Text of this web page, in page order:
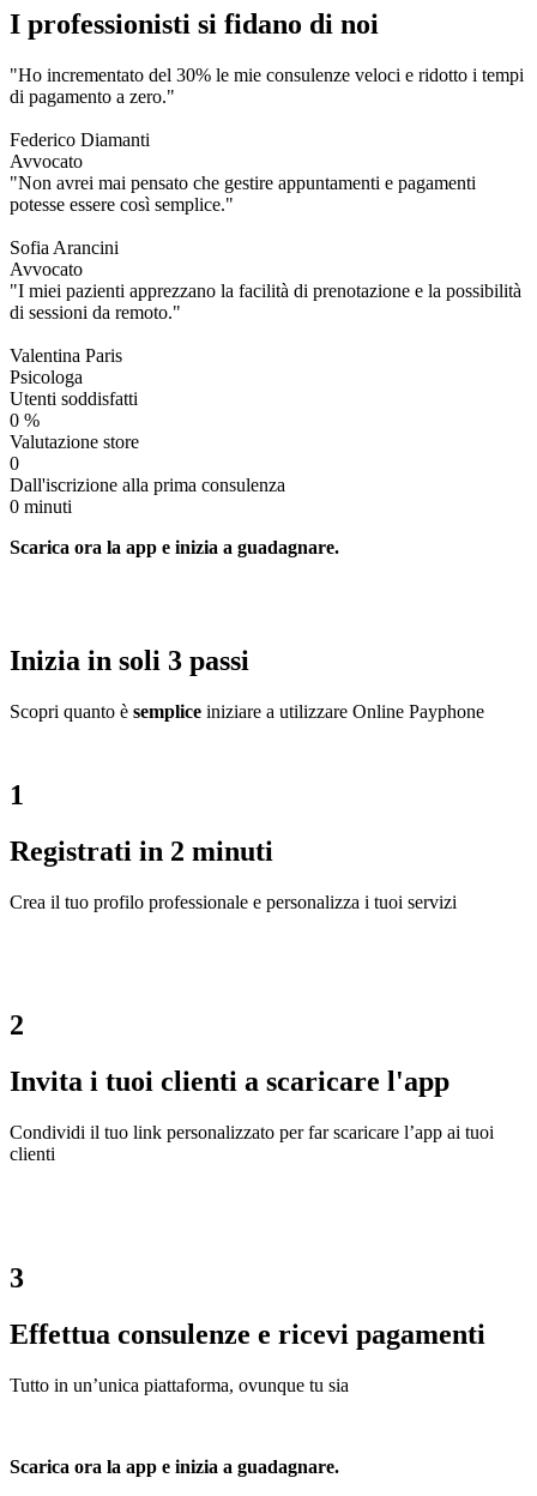
I professionisti si fidano di noi
"Ho incrementato del 30% le mie consulenze veloci e ridotto i tempi
di pagamento a zero."
Federico Diamanti
Avvocato
"Non avrei mai pensato che gestire appuntamenti e pagamenti
potesse essere così semplice."
Sofia Arancini
Avvocato
"I miei pazienti apprezzano la facilità di prenotazione e la possibilità
di sessioni da remoto."
Valentina Paris
Psicologa
Utenti soddisfatti
0 %
Valutazione store
0
Dall'iscrizione alla prima consulenza
0 minuti
Scarica ora la app e inizia a guadagnare.
Inizia in soli 3 passi
Scopri quanto è semplice iniziare a utilizzare Online Payphone
1
Registrati in 2 minuti
Crea il tuo profilo professionale e personalizza i tuoi servizi
2
Invita i tuoi clienti a scaricare l'app
Condividi il tuo link personalizzato per far scaricare l’app ai tuoi
clienti
3
Effettua consulenze e ricevi pagamenti
Tutto in un’unica piattaforma, ovunque tu sia
Scarica ora la app e inizia a guadagnare.